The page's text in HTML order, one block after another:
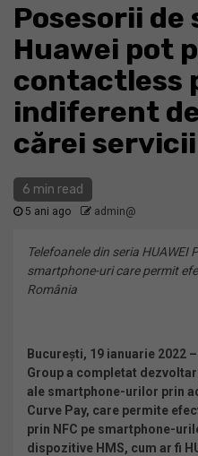
Posesorii
Huawei pot
contactless
indiferent
cărei
6 min read
5 ani ago admin@
Telefoanele din seria HUAWEI
smartphone-uri care permit
România
București, 19 ianuarie 2022
Group a completat
ale smartphone-urilor prin
Curve Pay, care permite
prin NFC pe smartphone-
dispozitive HMS, cum ar fi